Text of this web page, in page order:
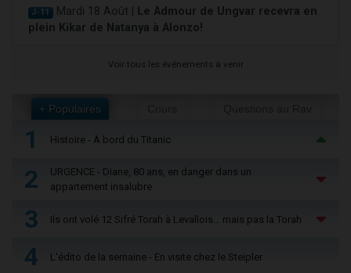
J-11 Mardi 18 Août |
Le Admour de Ungvar recevra en
plein Kikar de Natanya à Alonzo!
Voir tous les événements à venir
+ Populaires
1 Histoire - À bord du Titanic
2
URGENCE - Diane, 80 ans, en danger dans un
appartement insalubre
3 Ils ont volé 12 Sifré Torah à Levallois… mais pas la Torah
4 L'édito de la semaine - En visite chez le Steipler